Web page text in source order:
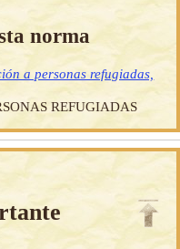
norma
a personas refugiadas,
REFUGIADAS